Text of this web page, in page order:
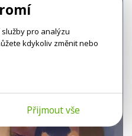
pro analýzu
kdykoliv změnit nebo
Přijmout vše